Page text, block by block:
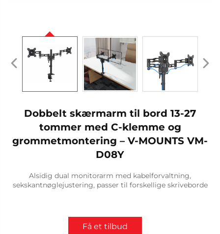
Dobbelt skærmarm til bord 13-27
tommer med C-klemme og
grommetmontering – V-MOUNTS VM-
D08Y
Alsidig dual monitorarm med kabelforvaltning,
sekskantnøglejustering, passer til forskellige skriveborde
Få et tilbud